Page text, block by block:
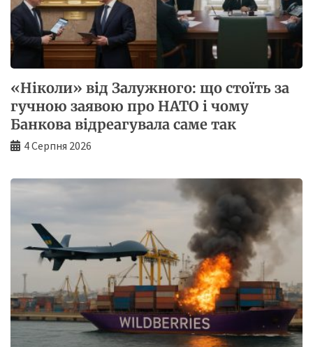
«Ніколи» від Залужного: що стоїть за
гучною заявою про НАТО і чому
Банкова відреагувала саме так
4 Серпня 2026